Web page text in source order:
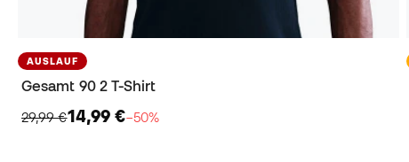
AUSLAUF
Gesamt 90 2 T-Shirt
29,99 €14,99 €−50%